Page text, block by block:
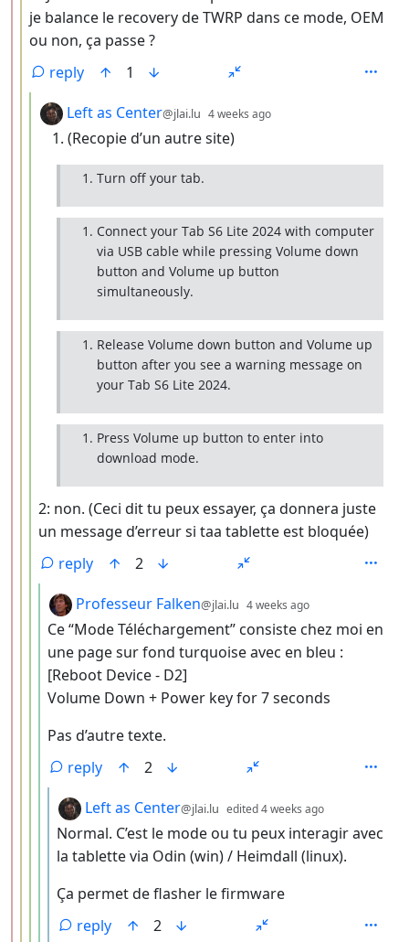
je balance le recovery de TWRP dans ce mode, OEM
ou non, ça passe ?
reply
1
by
Left as Center@jlai.lu 4 weeks ago
(Recopie d’un autre site)
Turn off your tab.
Connect your Tab S6 Lite 2024 with computer
via USB cable while pressing Volume down
button and Volume up button
simultaneously.
Release Volume down button and Volume up
button after you see a warning message on
your Tab S6 Lite 2024.
Press Volume up button to enter into
download mode.
2: non. (Ceci dit tu peux essayer, ça donnera juste
un message d’erreur si taa tablette est bloquée)
reply
2
by
Professeur Falken@jlai.lu 4 weeks ago
Ce “Mode Téléchargement” consiste chez moi en
une page sur fond turquoise avec en bleu :
[Reboot Device - D2]
Volume Down + Power key for 7 seconds
Pas d’autre texte.
reply
2
by
Left as Center@jlai.lu edited4 weeks ago
Normal. C’est le mode ou tu peux interagir avec
la tablette via Odin (win) / Heimdall (linux).
Ça permet de flasher le firmware
reply
2